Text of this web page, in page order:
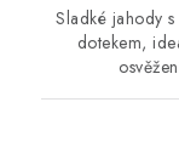
Sladké jahody
dotekem,